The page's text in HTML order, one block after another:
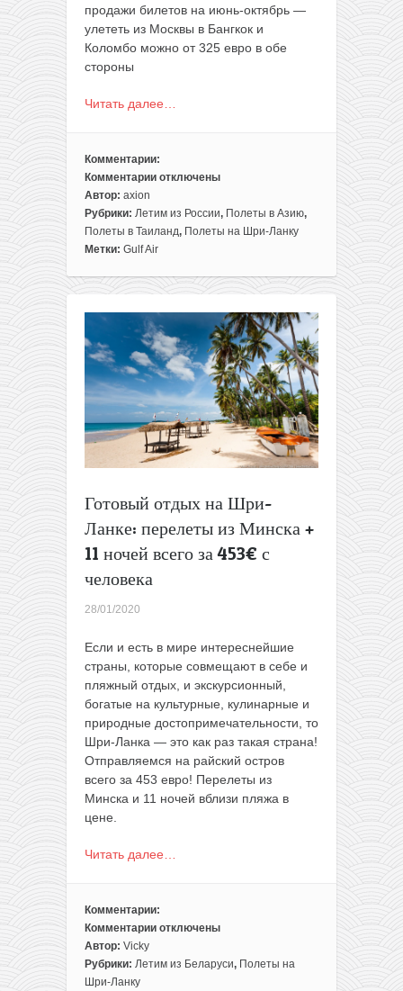
продажи билетов на июнь-октябрь —
улететь из Москвы в Бангкок и
Коломбо можно от 325 евро в обе
стороны
Читать далее…
Комментарии:
Комментарии
к
записи
Gulf
Air:
из
Таиланд
и
на
Шри-
от
325€
туда-
(до
октября)
отключены
Автор: axion
Рубрики: Летим из России, Полеты в Азию,
Полеты в Таиланд, Полеты на Шри-Ланку
Метки: Gulf Air
Готовый отдых на Шри-
Ланке: перелеты из Минска +
11 ночей всего за 453€ с
человека
28/01/2020
Если и есть в мире интереснейшие
страны, которые совмещают в себе и
пляжный отдых, и экскурсионный,
богатые на культурные, кулинарные и
природные достопримечательности, то
Шри-Ланка — это как раз такая страна!
Отправляемся на райский остров
всего за 453 евро! Перелеты из
Минска и 11 ночей вблизи пляжа в
цене.
Читать далее…
Комментарии:
Комментарии
к
записи
Готовый
отключены
Автор: Vicky
Рубрики: Летим из Беларуси, Полеты на
Шри-Ланку